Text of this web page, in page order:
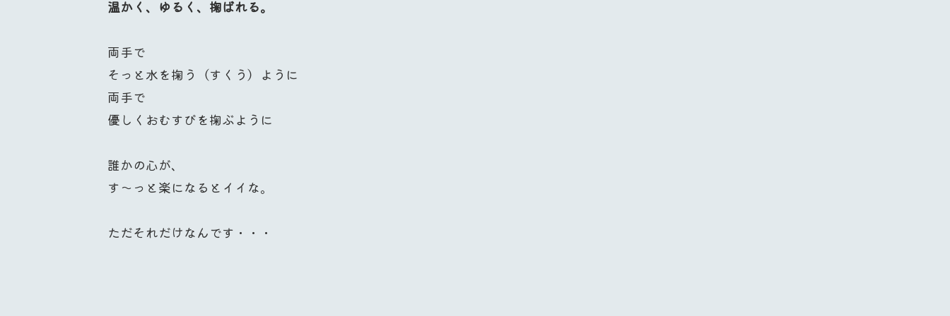
温かく、ゆるく、掬ばれる。
両手で
そっと水を掬う（すくう）ように
両手で
優しくおむすびを掬ぶように
誰かの心が、
す〜っと楽になるとイイな。
ただそれだけなんです・・・